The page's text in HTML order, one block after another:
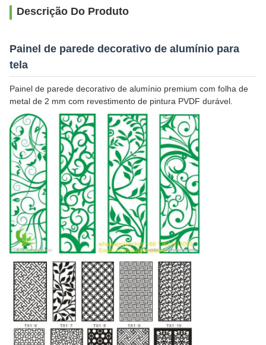
Descrição Do Produto
Painel de parede decorativo de alumínio para
tela
Painel de parede decorativo de alumínio premium com folha de
metal de 2 mm com revestimento de pintura PVDF durável.